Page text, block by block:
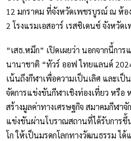
12 มกราคม ที่จังหวัดเพชรบูรณ์ ณ ห้
2 โรงแรมเอสอาร์ เรสซิเดนซ์ จังหวัด
“เสธ.หมึก” เปิดเผยว่า นอกจากนี้กา
นานาชาติ “ทัวร์ ออฟ ไทยแลนด์
เน้นถึงกีฬาเพื่อความเป็นเลิศ และเป็
จัดการแข่งขันกีฬาเชิงท่องเที่ยว หรือ
สร้างมูลค่าทางเศรษฐกิจ สมาคมกีฬา
แข่งขันผ่านโบราณสถานที่ได้รับการขึ้
โก ให้เป็นมรดกโลกทางวัฒนธรรม ไ